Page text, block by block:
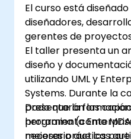
El curso está
diseñadores,
gerentes de
El taller presenta un
diseño y
utilizando UML y
Systems. Durante la
presentarán las
programa (como
mejores prácticas
Dado que la
herramienta
necesario que los